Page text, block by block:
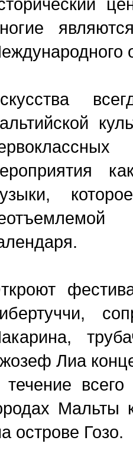
Лиа
Мальты
острове Гозо.